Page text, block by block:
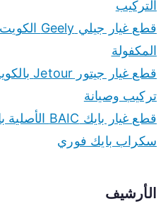
التركيب
المكفولة
تركيب وصيانة
سكراب بايك فوري
الأرشيف